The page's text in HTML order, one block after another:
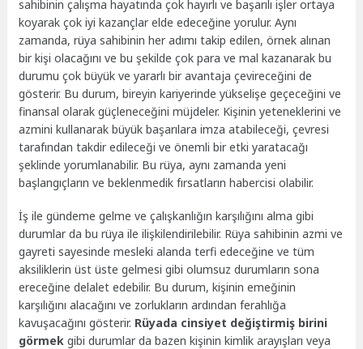
sahibinin çalışma hayatında çok hayırlı ve başarılı işler ortaya
koyarak çok iyi kazançlar elde edeceğine yorulur. Aynı
zamanda, rüya sahibinin her adımı takip edilen, örnek alınan
bir kişi olacağını ve bu şekilde çok para ve mal kazanarak bu
durumu çok büyük ve yararlı bir avantaja çevireceğini de
gösterir. Bu durum, bireyin kariyerinde yükselişe geçeceğini ve
finansal olarak güçleneceğini müjdeler. Kişinin yeteneklerini ve
azmini kullanarak büyük başarılara imza atabileceği, çevresi
tarafından takdir edileceği ve önemli bir etki yaratacağı
şeklinde yorumlanabilir. Bu rüya, aynı zamanda yeni
başlangıçların ve beklenmedik fırsatların habercisi olabilir.
İş ile gündeme gelme ve çalışkanlığın karşılığını alma gibi
durumlar da bu rüya ile ilişkilendirilebilir. Rüya sahibinin azmi ve
gayreti sayesinde mesleki alanda terfi edeceğine ve tüm
aksiliklerin üst üste gelmesi gibi olumsuz durumların sona
ereceğine delalet edebilir. Bu durum, kişinin emeğinin
karşılığını alacağını ve zorlukların ardından ferahlığa
kavuşacağını gösterir. Rüyada cinsiyet değiştirmiş birini
görmek gibi durumlar da bazen kişinin kimlik arayışları veya